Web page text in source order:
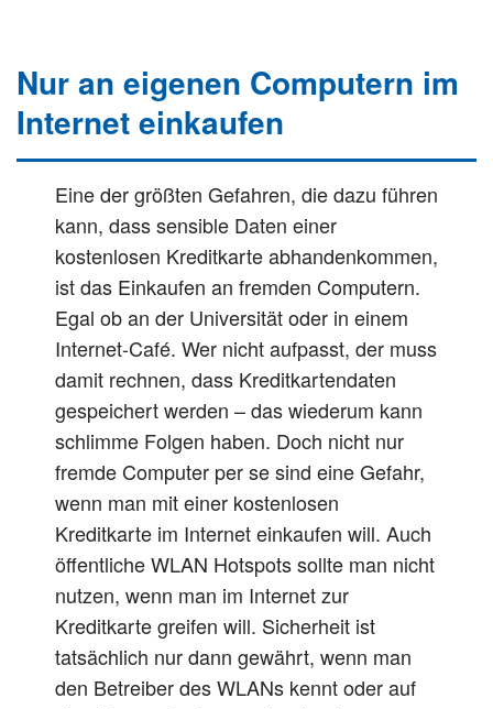
Nur an eigenen Computern im
Internet einkaufen
Eine der größten Gefahren, die dazu führen
kann, dass sensible Daten einer
kostenlosen Kreditkarte abhandenkommen,
ist das Einkaufen an fremden Computern.
Egal ob an der Universität oder in einem
Internet-Café. Wer nicht aufpasst, der muss
damit rechnen, dass Kreditkartendaten
gespeichert werden – das wiederum kann
schlimme Folgen haben. Doch nicht nur
fremde Computer per se sind eine Gefahr,
wenn man mit einer kostenlosen
Kreditkarte im Internet einkaufen will. Auch
öffentliche WLAN Hotspots sollte man nicht
nutzen, wenn man im Internet zur
Kreditkarte greifen will. Sicherheit ist
tatsächlich nur dann gewährt, wenn man
den Betreiber des WLANs kennt oder auf